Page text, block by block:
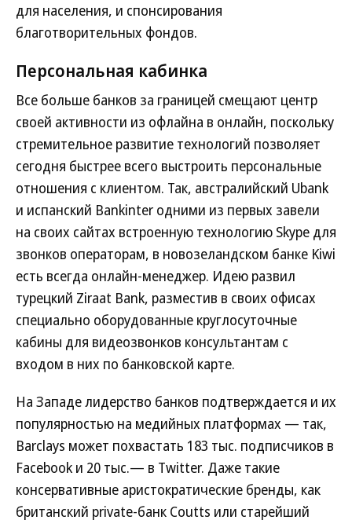
для населения, и спонсирования
благотворительных фондов.
Персональная кабинка
Все больше банков за границей смещают центр
своей активности из офлайна в онлайн, поскольку
стремительное развитие технологий позволяет
сегодня быстрее всего выстроить персональные
отношения с клиентом. Так, австралийский Ubank
и испанский Bankinter одними из первых завели
на своих сайтах встроенную технологию Skype для
звонков операторам, в новозеландском банке Kiwi
есть всегда онлайн-менеджер. Идею развил
турецкий Ziraat Bank, разместив в своих офисах
специально оборудованные круглосуточные
кабины для видеозвонков консультантам с
входом в них по банковской карте.
На Западе лидерство банков подтверждается и их
популярностью на медийных платформах — так,
Barclays может похвастать 183 тыс. подписчиков в
Facebook и 20 тыс.— в Twitter. Даже такие
консервативные аристократические бренды, как
британский private-банк Coutts или старейший